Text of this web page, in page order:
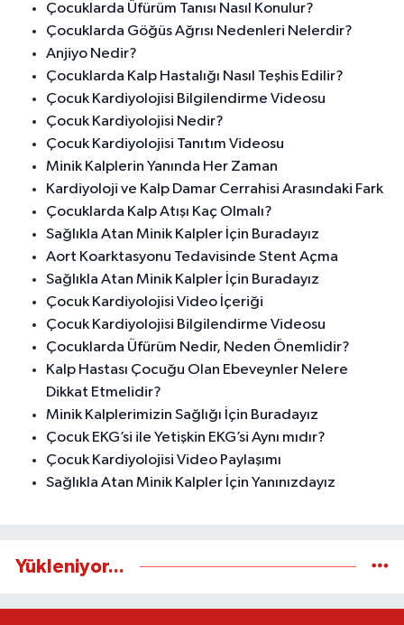
Çocuklarda Üfürüm Tanısı Nasıl Konulur?
Çocuklarda Göğüs Ağrısı Nedenleri Nelerdir?
Anjiyo Nedir?
Çocuklarda Kalp Hastalığı Nasıl Teşhis Edilir?
Çocuk Kardiyolojisi Bilgilendirme Videosu
Çocuk Kardiyolojisi Nedir?
Çocuk Kardiyolojisi Tanıtım Videosu
Minik Kalplerin Yanında Her Zaman
Kardiyoloji ve Kalp Damar Cerrahisi Arasındaki Fark
Çocuklarda Kalp Atışı Kaç Olmalı?
Sağlıkla Atan Minik Kalpler İçin Buradayız
Aort Koarktasyonu Tedavisinde Stent Açma
Sağlıkla Atan Minik Kalpler İçin Buradayız
Çocuk Kardiyolojisi Video İçeriği
Çocuk Kardiyolojisi Bilgilendirme Videosu
Çocuklarda Üfürüm Nedir, Neden Önemlidir?
Kalp Hastası Çocuğu Olan Ebeveynler Nelere
Dikkat Etmelidir?
Minik Kalplerimizin Sağlığı İçin Buradayız
Çocuk EKG’si ile Yetişkin EKG’si Aynı mıdır?
Çocuk Kardiyolojisi Video Paylaşımı
Sağlıkla Atan Minik Kalpler İçin Yanınızdayız
Yükleniyor...